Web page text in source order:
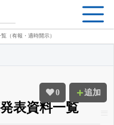
（有報・適時開示）
0 追加
表資料一覧